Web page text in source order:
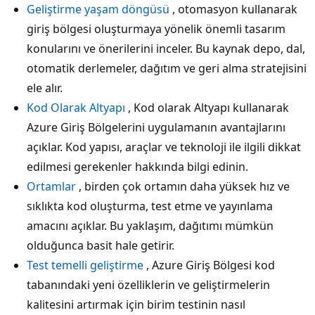
Geliştirme yaşam döngüsü , otomasyon kullanarak
giriş bölgesi oluşturmaya yönelik önemli tasarım
konularını ve önerilerini inceler. Bu kaynak depo, dal,
otomatik derlemeler, dağıtım ve geri alma stratejisini
ele alır.
Kod Olarak Altyapı , Kod olarak Altyapı kullanarak
Azure Giriş Bölgelerini uygulamanın avantajlarını
açıklar. Kod yapısı, araçlar ve teknoloji ile ilgili dikkat
edilmesi gerekenler hakkında bilgi edinin.
Ortamlar , birden çok ortamın daha yüksek hız ve
sıklıkta kod oluşturma, test etme ve yayınlama
amacını açıklar. Bu yaklaşım, dağıtımı mümkün
olduğunca basit hale getirir.
Test temelli geliştirme , Azure Giriş Bölgesi kod
tabanındaki yeni özelliklerin ve geliştirmelerin
kalitesini artırmak için birim testinin nasıl